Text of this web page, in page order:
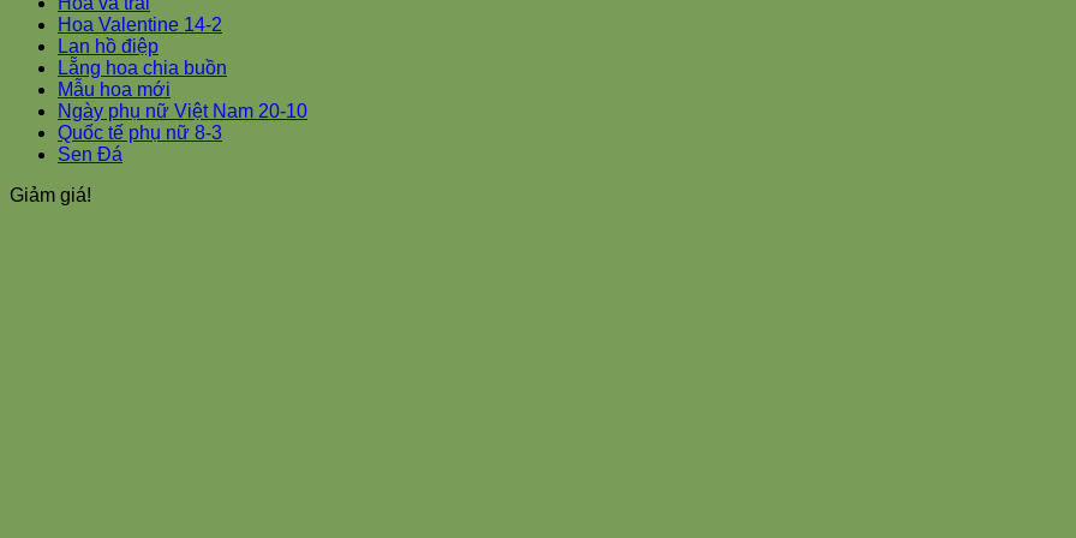
Hoa Valentine 14-2
Lan hồ điệp
Lẵng hoa chia buồn
Mẫu hoa mới
Ngày phụ nữ Việt Nam 20-10
Quốc tế phụ nữ 8-3
Sen Đá
Giảm giá!